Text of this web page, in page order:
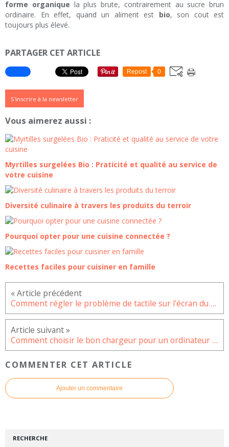
forme organique la plus brute, contrairement au sucre brun
ordinaire. En effet, quand un aliment est bio, son cout est
toujours plus élevé.
PARTAGER CET ARTICLE
Repost 0
S'inscrire à la newsletter
Vous aimerez aussi :
Myrtilles surgelées Bio : Praticité et qualité au service de
votre cuisine
Diversité culinaire à travers les produits du terroir
Pourquoi opter pour une cuisine connectée ?
Recettes faciles pour cuisiner en famille
Comment régler le problème de tactile sur l'écran du Galaxy A53 ?
Comment choisir le bon chargeur pour un ordinateur portable ?
COMMENTER CET ARTICLE
Ajouter un commentaire
RECHERCHE